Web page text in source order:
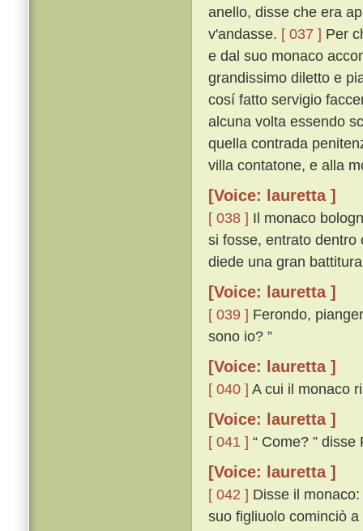
anello, disse che era
v'andasse. [ 037 ] Per
e dal suo monaco
grandissimo diletto e
cosí fatto servigio
alcuna volta essendo
quella contrada
villa contatone, e alla
[Voice: lauretta ]
[ 038 ] Il monaco
si fosse, entrato dentro
diede una gran
[Voice: lauretta ]
[ 039 ] Ferondo,
sono io? ”
[Voice: lauretta ]
[ 040 ] A cui il monaco
[Voice: lauretta ]
[ 041 ] “ Come? ”
[Voice: lauretta ]
[ 042 ] Disse il
suo figliuolo cominciò